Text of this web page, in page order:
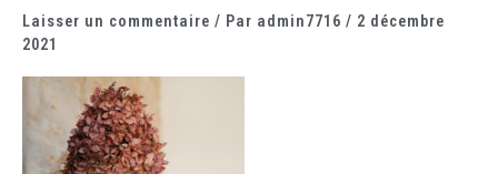
Laisser un commentaire / Par admin7716 / 2 décembre
2021